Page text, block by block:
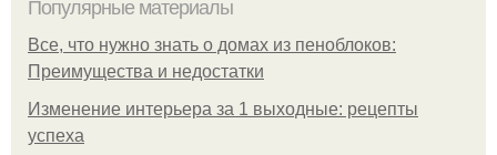
Популярные материалы
Все, что нужно знать о домах из пеноблоков:
Преимущества и недостатки
Изменение интерьера за 1 выходные: рецепты
успеха